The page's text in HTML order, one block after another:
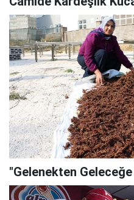
"Gelenekten